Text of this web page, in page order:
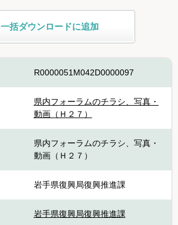
一括ダウンロードに追加
R0000051M042D0000097
県内フォーラムのチラシ、写真・
動画（Ｈ２７）
県内フォーラムのチラシ、写真・
動画（Ｈ２７）
岩手県復興局復興推進課
岩手県復興局復興推進課